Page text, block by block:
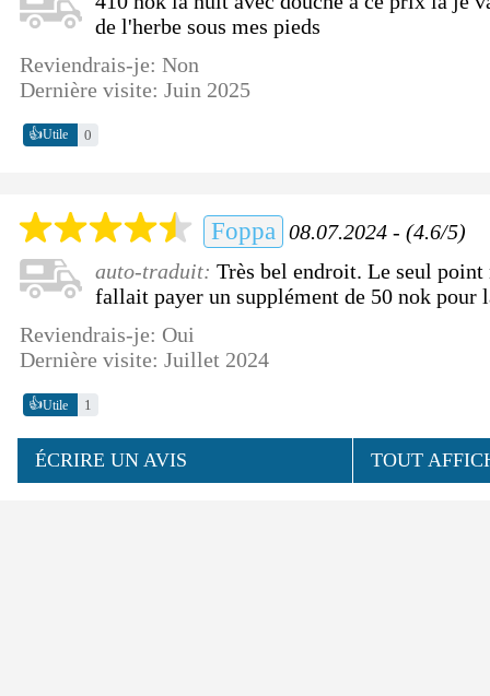
de l'herbe sous mes pieds
Reviendrais-je: Non
Dernière visite: Juin 2025
👍Utile 0
Foppa 08.07.2024 - (4.6/5)
auto-traduit:Très bel endroit. Le seul
fallait payer un supplément de 50 nok pour
Reviendrais-je: Oui
Dernière visite: Juillet 2024
👍Utile 1
ÉCRIRE UN AVIS TOUT